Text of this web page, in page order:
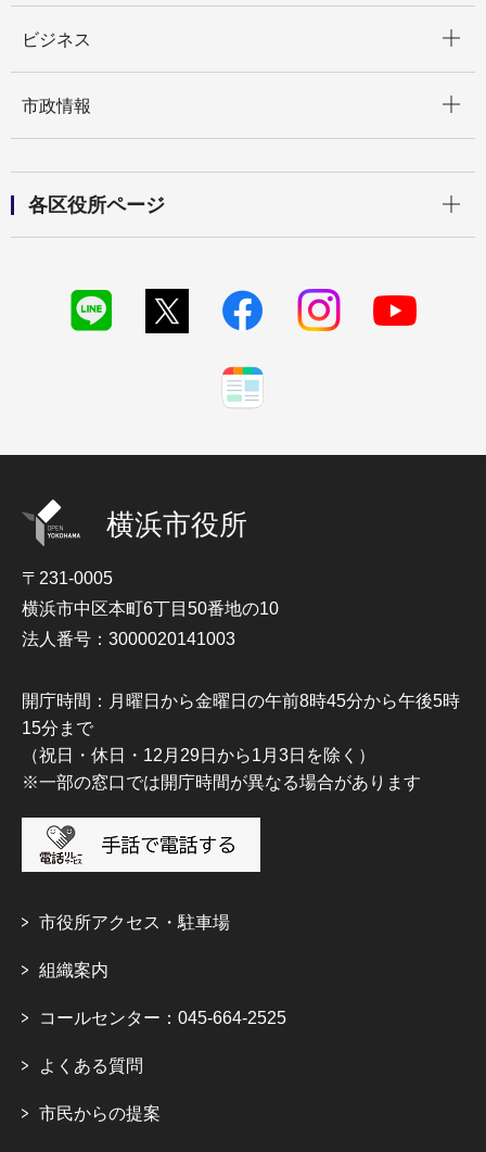
ビジネス
市政情報
各区役所ページ
横浜市役所
〒231-0005
横浜市中区本町6丁目50番地の10
法人番号：3000020141003
開庁時間：月曜日から金曜日の午前8時45分から午後5時
15分まで
（祝日・休日・12月29日から1月3日を除く）
※一部の窓口では開庁時間が異なる場合があります
市役所アクセス・駐車場
組織案内
コールセンター：045-664-2525
よくある質問
市民からの提案